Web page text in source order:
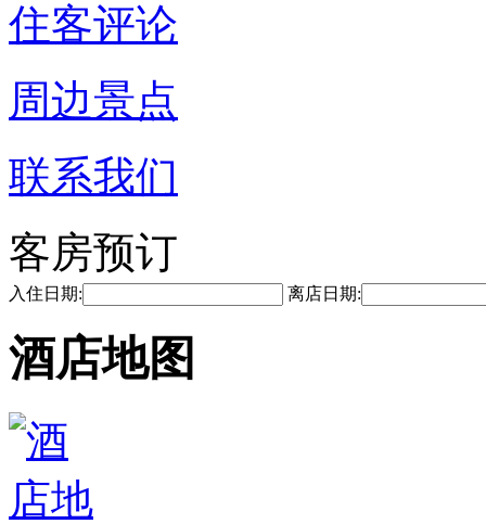
住客评论
周边景点
联系我们
客房预订
入住日期: 离店日期:
酒店地图